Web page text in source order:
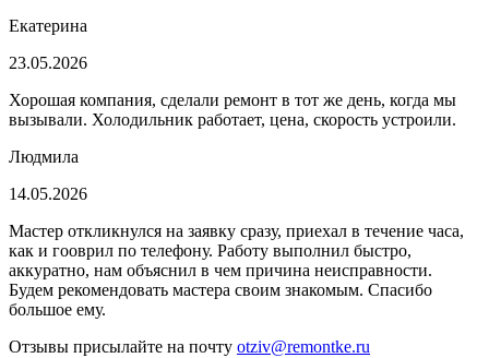
Екатерина
23.05.2026
Хорошая компания, сделали ремонт в тот же день, когда мы
вызывали. Холодильник работает, цена, скорость устроили.
Людмила
14.05.2026
Мастер откликнулся на заявку сразу, приехал в течение часа,
как и гооврил по телефону. Работу выполнил быстро,
аккуратно, нам объяснил в чем причина неисправности.
Будем рекомендовать мастера своим знакомым. Спасибо
большое ему.
Отзывы присылайте на почту otziv@remontke.ru